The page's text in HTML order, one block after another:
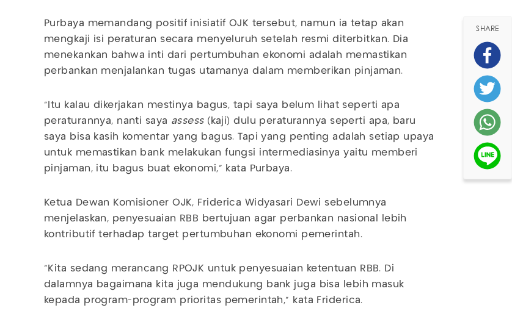
Purbaya memandang positif inisiatif OJK tersebut, namun ia tetap akan
mengkaji isi peraturan secara menyeluruh setelah resmi diterbitkan. Dia
menekankan bahwa inti dari pertumbuhan ekonomi adalah memastikan
perbankan menjalankan tugas utamanya dalam memberikan pinjaman.
“Itu kalau dikerjakan mestinya bagus, tapi saya belum lihat seperti apa
peraturannya, nanti saya assess (kaji) dulu peraturannya seperti apa, baru
saya bisa kasih komentar yang bagus. Tapi yang penting adalah setiap upaya
untuk memastikan bank melakukan fungsi intermediasinya yaitu memberi
pinjaman, itu bagus buat ekonomi,” kata Purbaya.
Ketua Dewan Komisioner OJK, Friderica Widyasari Dewi sebelumnya
menjelaskan, penyesuaian RBB bertujuan agar perbankan nasional lebih
kontributif terhadap target pertumbuhan ekonomi pemerintah.
“Kita sedang merancang RPOJK untuk penyesuaian ketentuan RBB. Di
dalamnya bagaimana kita juga mendukung bank juga bisa lebih masuk
kepada program-program prioritas pemerintah,” kata Friderica.
SHARE